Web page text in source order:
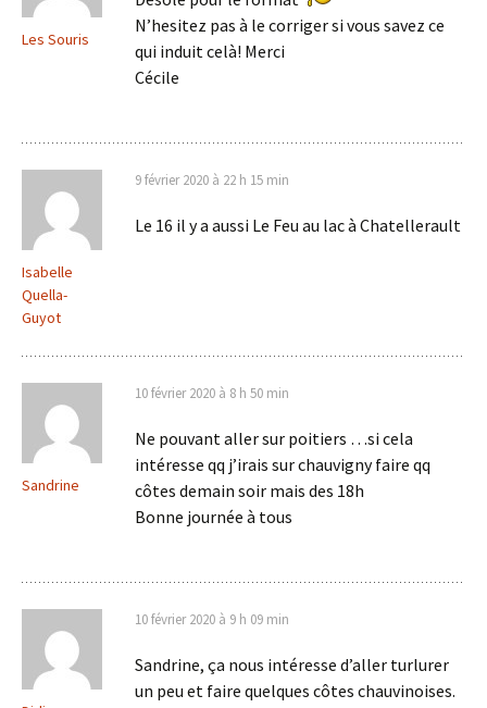
Les Souris
N’hesitez pas à le corriger si vous savez ce
qui induit celà! Merci
Cécile
Isabelle
Quella-
Guyot
9 février 2020 à 22 h 15 min
Le 16 il y a aussi Le Feu au lac à Chatellerault
Sandrine
10 février 2020 à 8 h 50 min
Ne pouvant aller sur poitiers …si cela
intéresse qq j’irais sur chauvigny faire qq
côtes demain soir mais des 18h
Bonne journée à tous
10 février 2020 à 9 h 09 min
Sandrine, ça nous intéresse d’aller turlurer
un peu et faire quelques côtes chauvinoises.